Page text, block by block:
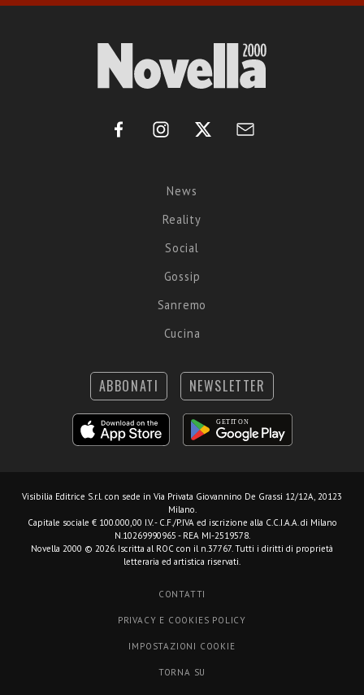
News
Reality
Social
Gossip
Sanremo
Cucina
ABBONATI NEWSLETTER
Visibilia Editrice S.r.l. con sede in Via Privata Giovannino De Grassi 12/12A, 20123
Milano.
Capitale sociale € 100.000,00 I.V. - C.F./P.IVA ed iscrizione alla C.C.I.A.A. di Milano
N.10269990965 - REA MI-2519578.
Novella 2000 © 2026. Iscritta al ROC con il n.37767. Tutti i diritti di proprietà
letteraria ed artistica riservati.
CONTATTI
PRIVACY E COOKIES POLICY
IMPOSTAZIONI COOKIE
TORNA SU